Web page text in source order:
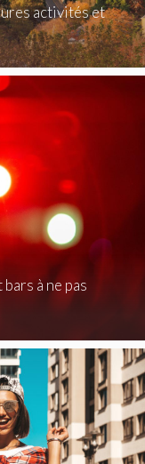
activités et
à ne pas